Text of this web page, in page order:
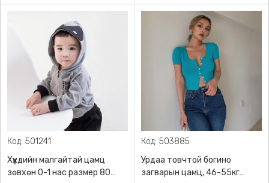
Код: 501241
Хүүхдийн малгайтай цамц
зөвхөн 0-1 нас размер 80
Код: 503885
Урдаа товчтой богино
загварын цамц, 46-55кг